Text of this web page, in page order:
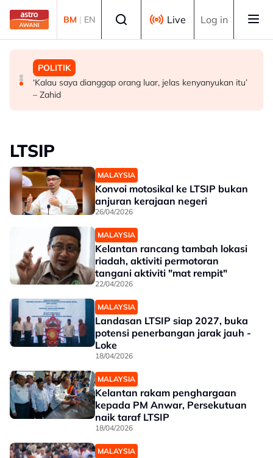
Skip to main content
BM | EN Live Log in
MALAYSIA
Operasi tren Kulai–Kempas Baru terjejas, kerja
pemulihan masih dijalankan
POLITIK
BN mahu pertahan 21 kerusi DUN di Melaka
POLITIK
‘Kalau saya dianggap orang luar, jelas kenyanyukan itu’
– Zahid
LTSIP
MALAYSIA
Konvoi motosikal ke LTSIP bukan
anjuran kerajaan negeri
26/04/2026
MALAYSIA
Kelantan rancang tambah lokasi
riadah, aktiviti permotoran
tangani aktiviti "mat rempit"
22/04/2026
MALAYSIA
Landasan LTSIP siap 2027, buka
potensi penerbangan jarak jauh -
Loke
18/04/2026
MALAYSIA
Kelantan rakam penghargaan
kepada PM Anwar, Persekutuan
naik taraf LTSIP
18/04/2026
MALAYSIA